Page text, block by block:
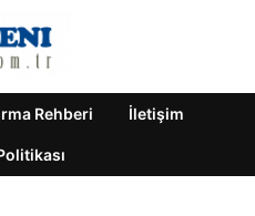
Rehberi İletişim